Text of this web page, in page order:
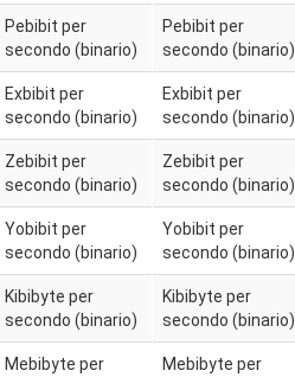
Pebibit per
secondo (binario)
Exbibit per
secondo (binario)
Zebibit per
secondo (binario)
Yobibit per
secondo (binario)
Kibibyte per
secondo (binario)
Mebibyte per
Pebibit per
secondo (binario)
Exbibit per
secondo (binario)
Zebibit per
secondo (binario)
Yobibit per
secondo (binario)
Kibibyte per
secondo (binario)
Mebibyte per